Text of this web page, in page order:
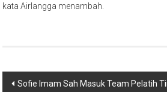
kata Airlangga menambah.
Post
Sofie Imam Sah Masuk Team Pelatih